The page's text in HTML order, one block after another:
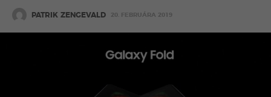
PATRIK ZENGEVALD 20. FEBRUÁRA 2019